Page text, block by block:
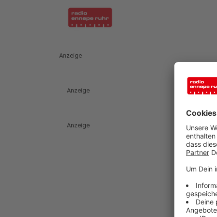
Anzeige
Anzeige
Anzeige